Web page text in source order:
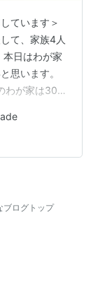
ています＞
て、家族4人
日はわが家
思います。
わが家は30日
ていたので
のシンク
増しての寒
ジックリン
…
ブログトップ